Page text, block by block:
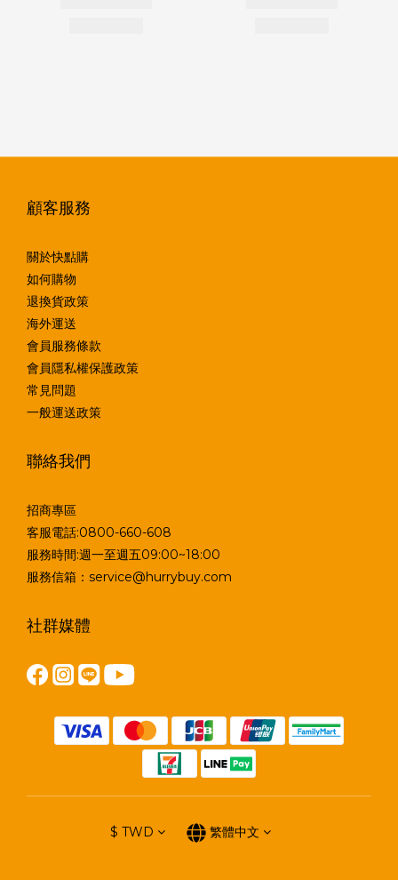
顧客服務
關於快點購
如何購物
退換貨政策
海外運送
會員服務條款
會員隱私權保護政策
常見問題
一般運送政策
聯絡我們
招商專區
客服電話:0800-660-608
服務時間:週一至週五09:00~18:00
服務信箱：service@hurrybuy.com
社群媒體
$ TWD 繁體中文